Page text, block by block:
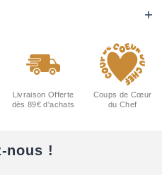
Livraison Offerte
dès 89€ d'achats
Coups de Cœur
du Chef
nous !